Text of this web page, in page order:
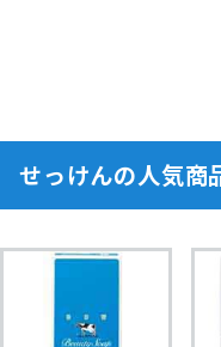
せっけんの人気商